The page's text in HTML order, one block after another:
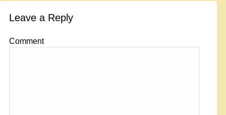
Leave a Reply
Comment